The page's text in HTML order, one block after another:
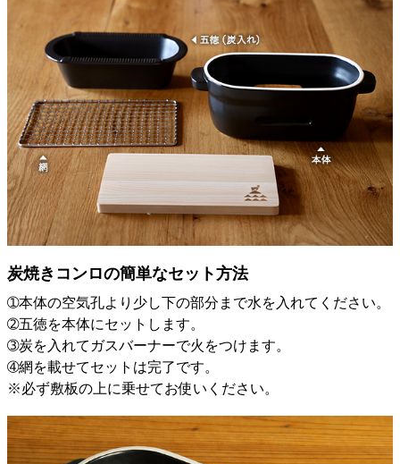
炭焼きコンロの簡単なセット方法
➀本体の空気孔より少し下の部分まで水を入れてください。
➁五徳を本体にセットします。
➂炭を入れてガスバーナーで火をつけます。
➃網を載せてセットは完了です。
※必ず敷板の上に乗せてお使いください。